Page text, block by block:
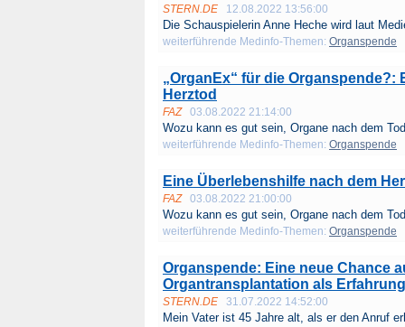
STERN.DE 12.08.2022 13:56:00
Die Schauspielerin Anne Heche wird laut
weiterführende Medinfo-Themen: Organspende
„OrganEx“ für die Organspende?:
Herztod
FAZ 03.08.2022 21:14:00
Wozu kann es gut sein, Organe nach dem
weiterführende Medinfo-Themen: Organspende
Eine Überlebenshilfe nach dem
FAZ 03.08.2022 21:00:00
Wozu kann es gut sein, Organe nach dem
weiterführende Medinfo-Themen: Organspende
Organspende: Eine neue Chance
Organtransplantation als
STERN.DE 31.07.2022 14:52:00
Mein Vater ist 45 Jahre alt, als er den Anruf